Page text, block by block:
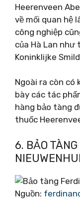
Heerenveen
về mối quan hệ
công nghiệp
của Hà Lan
Koninklijke
Ngoài ra còn có
bày các tác
hàng bảo tàng
thuốc
6. BẢO
Nguồn: